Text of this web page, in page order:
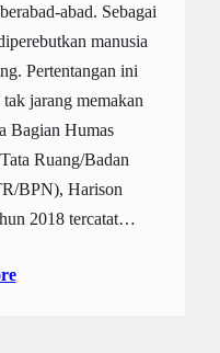
abad. Sebagai
manusia
Pertentangan ini
jarang memakan
Bagian Humas
Ruang/Badan
BPN), Harison
2018 tercatat…